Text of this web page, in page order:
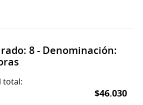
8 - Denominación:
total:
$46.030